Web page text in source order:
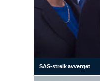
SAS-streik avverget